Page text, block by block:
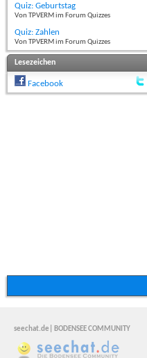
Quiz: Geburtstag
Von TPVERM im Forum Quizzes
Quiz: Zahlen
Von TPVERM im Forum Quizzes
Lesezeichen
Facebook
seechat.de| BODENSEE COMMUNITY